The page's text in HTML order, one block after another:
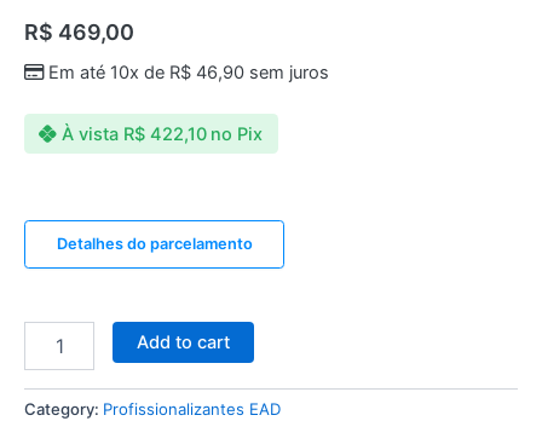
R$ 469,00
Em até 10x de R$46,90sem juros
À vista R$422,10 no Pix
Detalhes do parcelamento
Add to cart
Category: Profissionalizantes EAD